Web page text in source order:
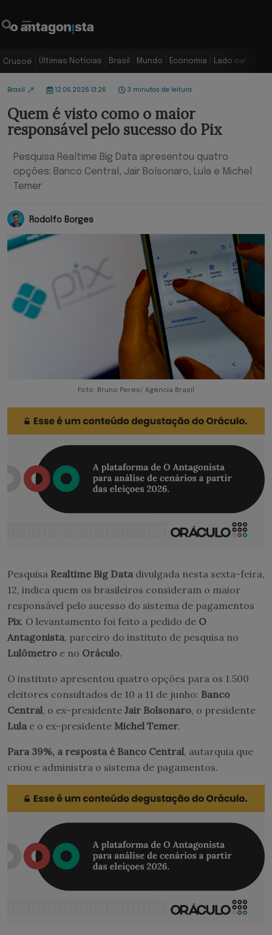
Crusoé Últimas Notícias Brasil Mundo Economia Lado oa!
Brasil 12.06.2026 13:26 3 minutos de leitura
Quem é visto como o maior
responsável pelo sucesso do Pix
Pesquisa Realtime Big Data apresentou quatro
opções: Banco Central, Jair Bolsonaro, Lula e Michel
Temer
Rodolfo Borges
Foto: Bruno Peres/ Agência Brasil
Pesquisa Realtime Big Data divulgada nesta sexta-feira,
12, indica quem os brasileiros consideram o maior
responsável pelo sucesso do sistema de pagamentos
Pix. O levantamento foi feito a pedido de O
Antagonista, parceiro do instituto de pesquisa no
Lulômetro e no Oráculo.
O instituto apresentou quatro opções para os 1.500
eleitores consultados de 10 a 11 de junho: Banco
Central, o ex-presidente Jair Bolsonaro, o presidente
Lula e o ex-presidente Michel Temer.
Para 39%, a resposta é Banco Central, autarquia que
criou e administra o sistema de pagamentos.